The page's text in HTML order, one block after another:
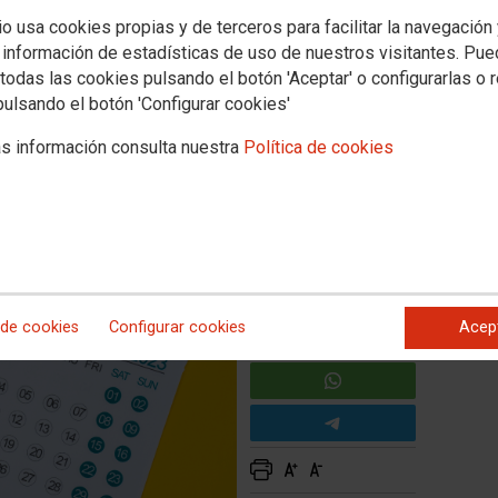
usa cookies propias y de terceros para facilitar la navegación
de estadísticas de uso de nuestros visitantes.
las cookies pulsando el botón 'Aceptar' o configurarlas o
el botón 'Configurar cookies'
información consulta nuestra Política de cookies
cookies Configurar cookies
legislatura debe ser la
universitario como de la enseñanza obligatoria y
el futuro Gobierno de España.